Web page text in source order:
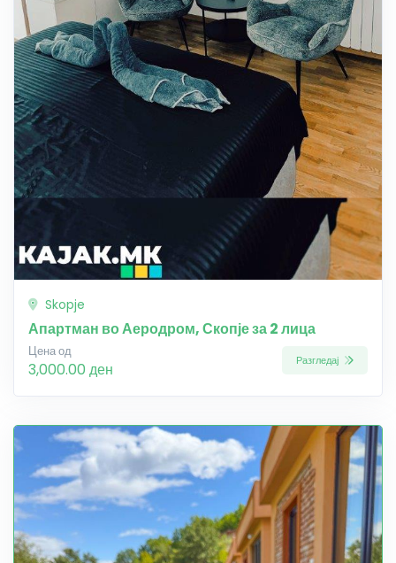
Skopje
Апартман во Аеродром, Скопје за 2 лица
Цена од
3,000.00 ден Разгледај